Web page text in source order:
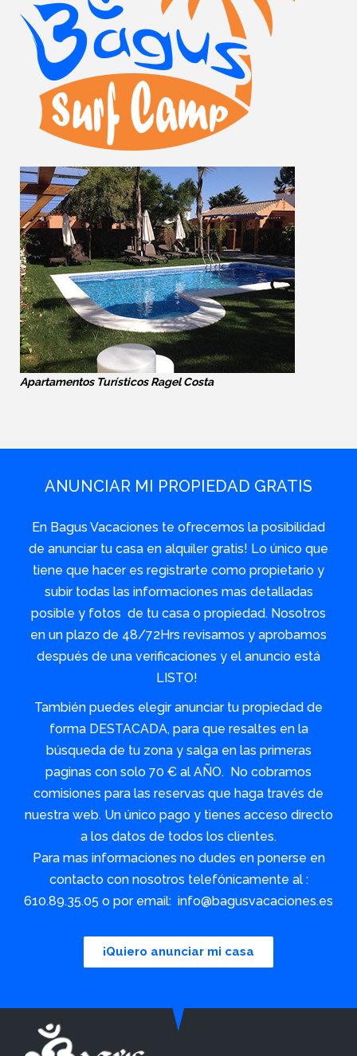
Apartamentos Turísticos Ragel Costa
ANUNCIAR MI PROPIEDAD GRATIS
En Bagus Vacaciones te ofrecemos la posibilidad
de anunciar tu casa en alquiler gratis! Lo único que
tiene que hacer es registrarte como propietario y
subir todas las informaciones mas detalladas
posible y fotos de tu casa o propiedad. Nosotros
en un plazo de 48/72Hrs revisamos y aprobamos
después de una verificaciones y el anuncio está
LISTO!
También puedes elegir anunciar tu propiedad de
forma DESTACADA, para que resaltes en la
búsqueda de tu zona y salga en las primeras
paginas con solo 70 € al AÑO. No cobramos
comisiones para las reservas que haga través de
nuestra web. Un único pago y tienes acceso directo
a los datos de todos los clientes.
Para mas informaciones no dudes en ponerse en
contacto con nosotros telefónicamente al :
610.89.35.05 o por email: info@bagusvacaciones.es
¡Quiero anunciar mi casa